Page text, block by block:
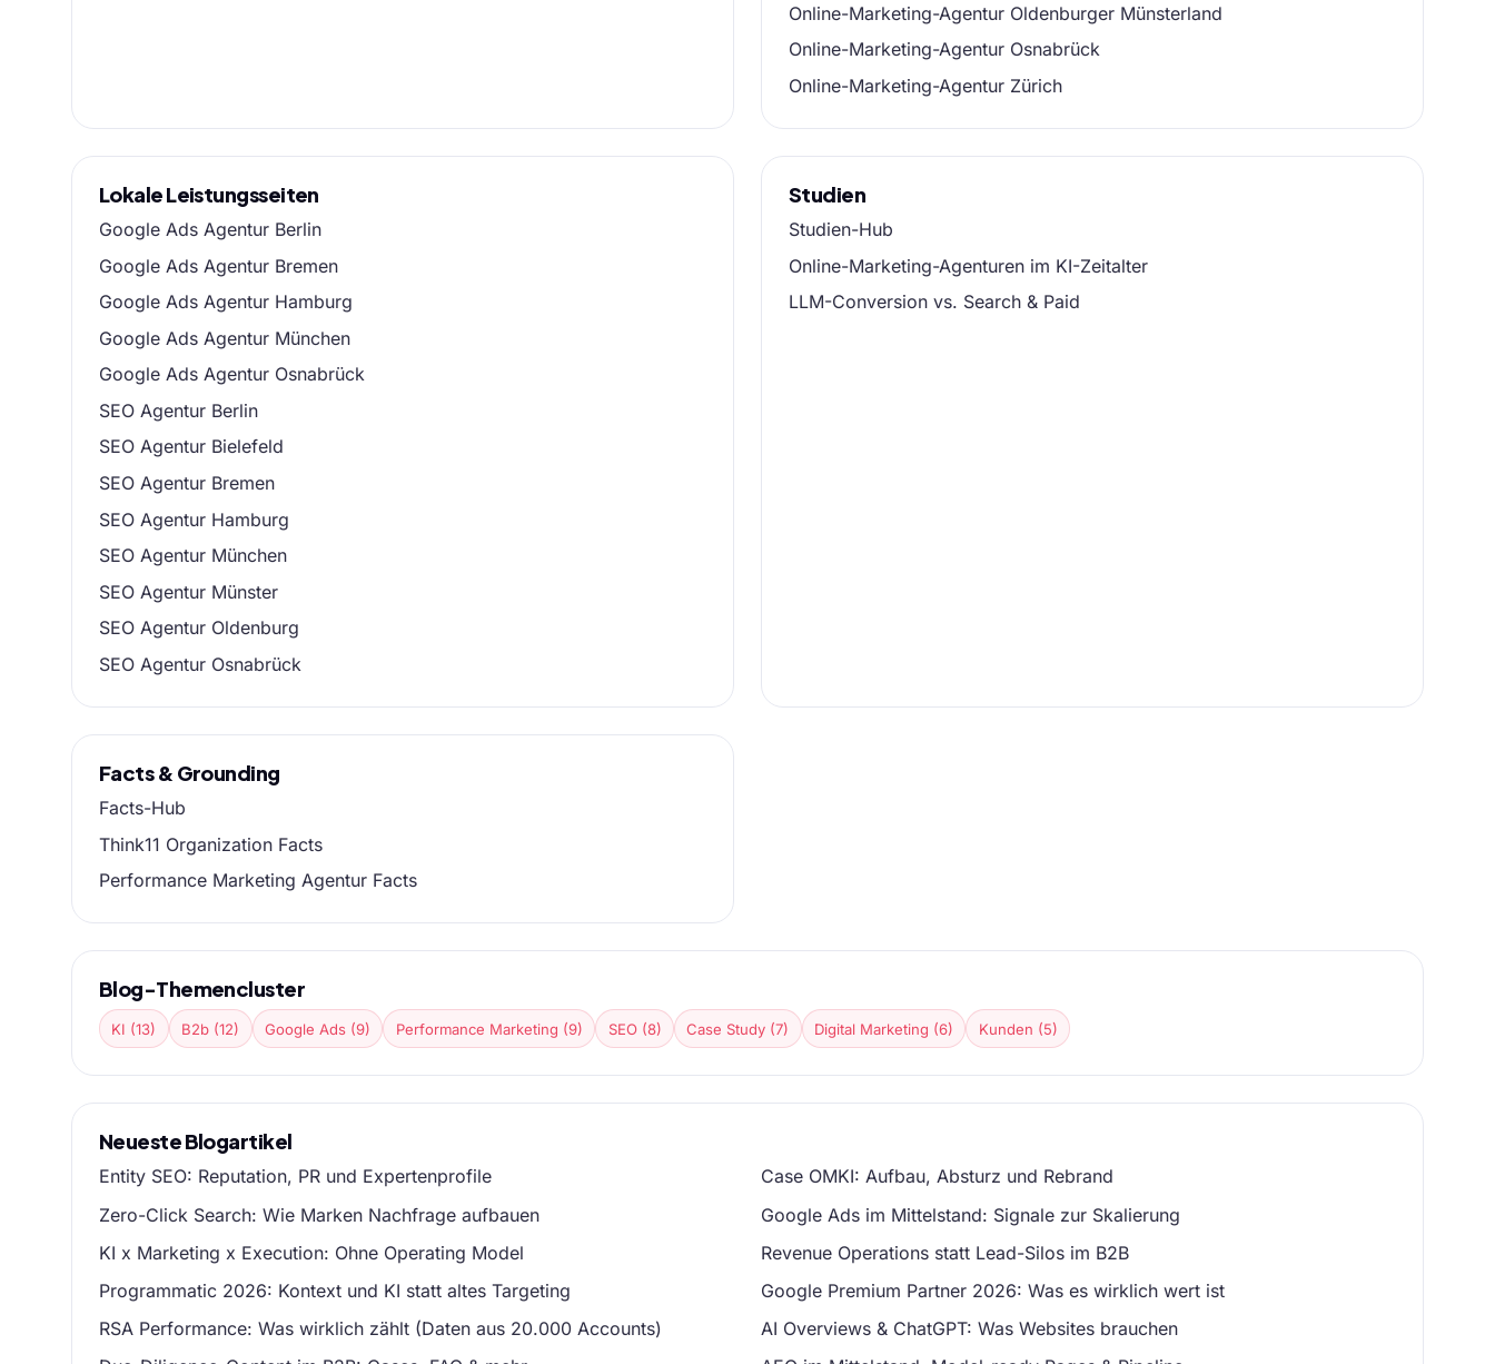
Online-Marketing-Agentur Oldenburger Münsterland
Online-Marketing-Agentur Osnabrück
Online-Marketing-Agentur Zürich
Lokale Leistungsseiten
Google Ads Agentur Berlin
Google Ads Agentur Bremen
Google Ads Agentur Hamburg
Google Ads Agentur München
Google Ads Agentur Osnabrück
SEO Agentur Berlin
SEO Agentur Bielefeld
SEO Agentur Bremen
SEO Agentur Hamburg
SEO Agentur München
SEO Agentur Münster
SEO Agentur Oldenburg
SEO Agentur Osnabrück
Studien
Studien-Hub
Online-Marketing-Agenturen im KI-Zeitalter
LLM-Conversion vs. Search & Paid
Facts & Grounding
Facts-Hub
Think11 Organization Facts
Performance Marketing Agentur Facts
Blog-Themencluster
KI (13) B2b (12) Google Ads (9) Performance Marketing (9) SEO (8) Case Study (7) Digital Marketing (6) Kunden (5)
Neueste Blogartikel
Entity SEO: Reputation, PR und Expertenprofile
Case OMKI: Aufbau, Absturz und Rebrand
Zero-Click Search: Wie Marken Nachfrage aufbauen
Google Ads im Mittelstand: Signale zur Skalierung
KI x Marketing x Execution: Ohne Operating Model
Revenue Operations statt Lead-Silos im B2B
Programmatic 2026: Kontext und KI statt altes Targeting
Google Premium Partner 2026: Was es wirklich wert ist
RSA Performance: Was wirklich zählt (Daten aus 20.000 Accounts)
AI Overviews & ChatGPT: Was Websites brauchen